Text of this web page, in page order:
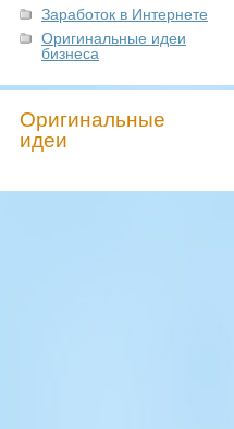
Заработок в Интернете
Оригинальные идеи
бизнеса
Оригинальные
идеи